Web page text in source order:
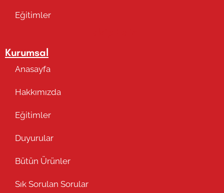
Eğitimler
Kurumsal
Anasayfa
Hakkımızda
Eğitimler
Duyurular
Bütün Ürünler
Sık Sorulan Sorular